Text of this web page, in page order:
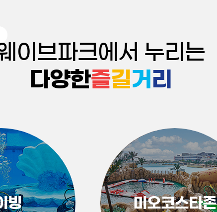
이브파크에서 누리는
다양한즐길거 리
빙 미오코스타존